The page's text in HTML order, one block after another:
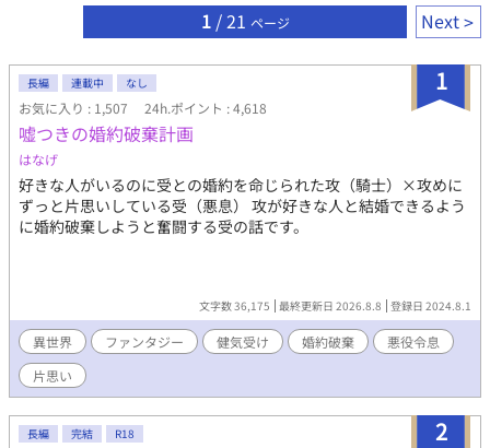
1/ 21 ページ Next
1
長編 連載中 なし
お気に入り : 1,507 24h.ポイント : 4,618
嘘つきの婚約破棄計画
はなげ
好きな人がいるのに受との婚約を命じられた攻（騎士）×攻めに
ずっと片思いしている受（悪息） 攻が好きな人と結婚できるよう
に婚約破棄しようと奮闘する受の話です。
文字数 36,175 最終更新日 2026.8.8 登録日 2024.8.1
異世界 ファンタジー 健気受け 婚約破棄
悪役令息
片思い
2
長編 完結 R18